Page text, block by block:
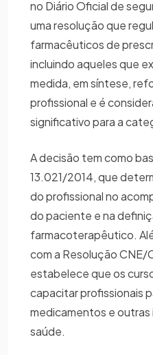
no Diário Oficial de
uma resolução que
farmacêuticos de
incluindo aqueles que
medida, em síntese,
profissional e é
significativo para a
A decisão tem como
13.021/2014, que
do profissional no
do paciente e na
farmacoterapêutico.
com a Resolução CNE/
estabelece que os
capacitar profissionais
medicamentos e
saúde.